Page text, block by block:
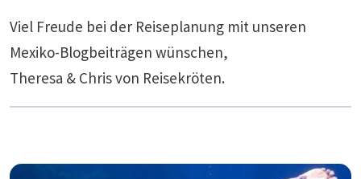
Viel Freude bei der Reiseplanung mit unseren
Mexiko-Blogbeiträgen wünschen,
Theresa & Chris von Reisekröten.